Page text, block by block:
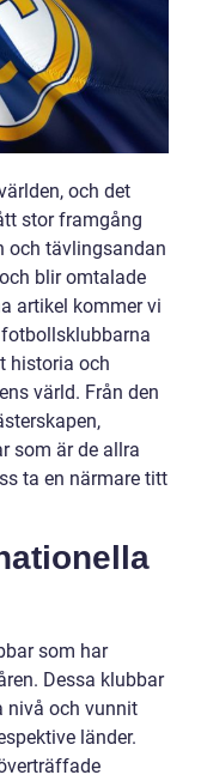
och det
stor framgång
och tävlingsandan
blir omtalade
artikel kommer vi
historia och
värld. Från den
som är de allra
ta en närmare titt
som har
Dessa klubbar
nivå och vunnit
länder.